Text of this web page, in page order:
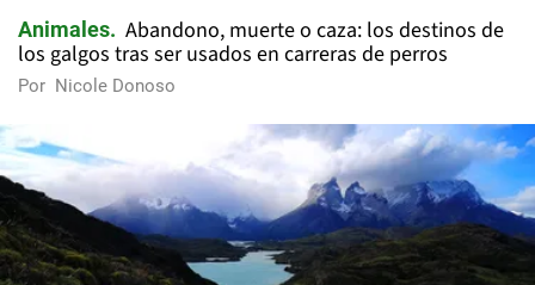
Animales
Abandono, muerte o caza: los destinos de
los galgos tras ser usados en carreras de perros
Por Nicole Donoso